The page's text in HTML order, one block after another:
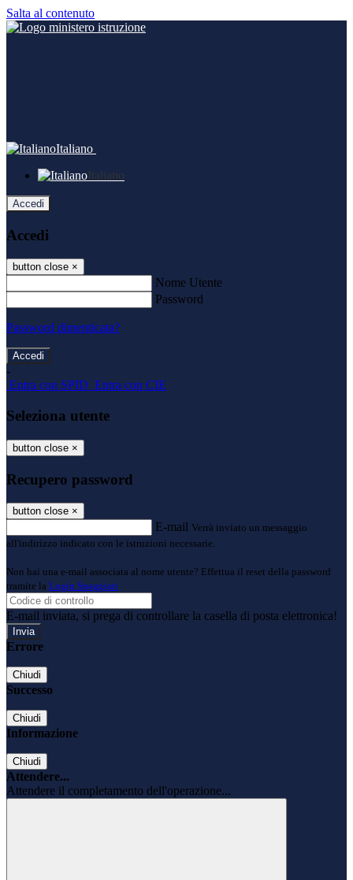
Salta al contenuto
Italiano
Italiano
Accedi
Accedi
button close ×
Nome Utente
Password
Password dimenticata?
-
Entra con SPID Entra con CIE
Seleziona utente
button close ×
Recupero password
button close ×
E-mail Verrà inviato un messaggio
all'indirizzo indicato con le istruzioni necessarie.
Non hai una e-mail associata al nome utente? Effettua il reset della password
tramite la Login Spaggiari
E-mail inviata, si prega di controllare la casella di posta elettronica!
Errore
Chiudi
Successo
Chiudi
Informazione
Chiudi
Attendere...
Attendere il completamento dell'operazione...